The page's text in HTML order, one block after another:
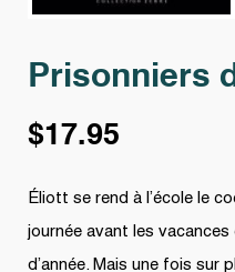
Prisonniers
$17.95
Éliott se rend à l’école le
journée avant les
d’année. Mais une fois sur